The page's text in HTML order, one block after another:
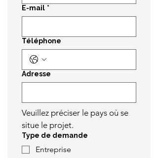
E-mail *
Téléphone
Adresse
Veuillez préciser le pays où se
situe le projet.
Type de demande
Entreprise